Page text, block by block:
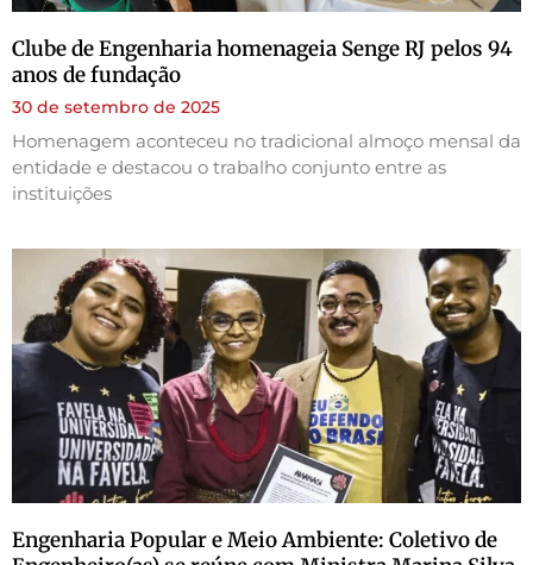
Clube de Engenharia homenageia Senge RJ pelos 94
anos de fundação
30 de setembro de 2025
Homenagem aconteceu no tradicional almoço mensal da
entidade e destacou o trabalho conjunto entre as
instituições
Engenharia Popular e Meio Ambiente: Coletivo de